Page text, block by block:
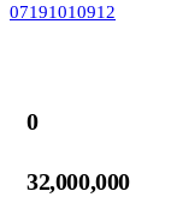
07191010912
0
32,000,000